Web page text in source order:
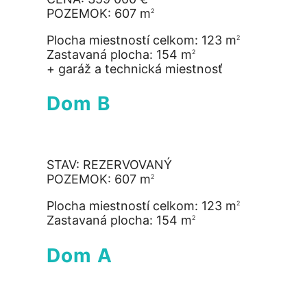
POZEMOK: 607 m2
Plocha miestností celkom: 123 m2
Zastavaná plocha: 154 m2
+ garáž a technická miestnosť
Dom B
STAV: REZERVOVANÝ
POZEMOK: 607 m2
Plocha miestností celkom: 123 m2
Zastavaná plocha: 154 m2
Dom A